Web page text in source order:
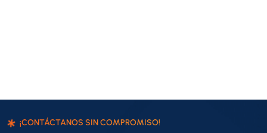
¡CONTÁCTANOS SIN COMPROMISO!